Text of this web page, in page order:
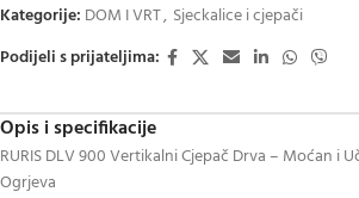
Kategorije: DOM I VRT, Sjeckalice i cjepači
Podijeli s prijateljima:
Opis i specifikacije
RURIS DLV 900 Vertikalni Cjepač Drva – Moćan i
Ogrjeva